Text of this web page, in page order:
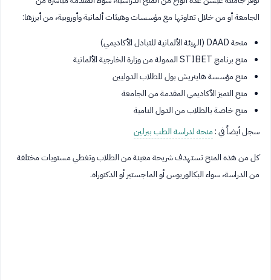
الجامعة أو من خلال تعاونها مع مؤسسات وهيئات ألمانية وأوروبية، من أبرزها:
منحة DAAD (الهيئة الألمانية للتبادل الأكاديمي)
منح برنامج STIBET الممولة من وزارة الخارجية الألمانية
منح مؤسسة هاينريش بول للطلاب الدوليين
منح التميز الأكاديمي المقدمة من الجامعة
منح خاصة بالطلاب من الدول النامية
سجل أيضاً في :منحة لدراسة الطب ببرلين
كل من هذه المنح تستهدف شريحة معينة من الطلاب وتغطي مستويات مختلفة
من الدراسة، سواء البكالوريوس أو الماجستير أو الدكتوراه.